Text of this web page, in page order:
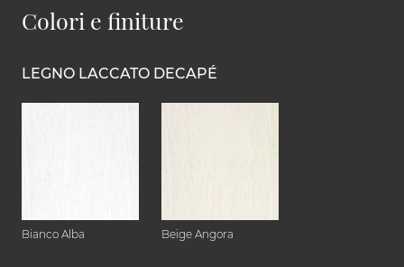
Colori e finiture
LEGNO LACCATO DECAPÉ
Bianco Alba Beige Angora